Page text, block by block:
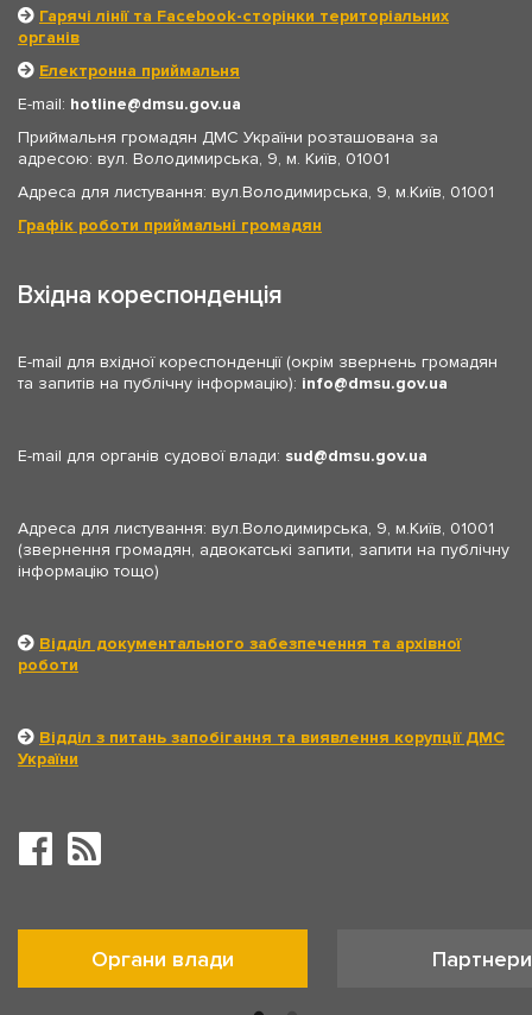
Гарячі лінії та Facebook-сторінки територіальних
органів
Електронна приймальня
E-mail: hotline
dmsu.gov.ua
Приймальня громадян ДМС України розташована за
адресою: вул. Володимирська, 9, м. Київ, 01001
Адреса для листування: вул.Володимирська, 9, м.Київ, 01001
Графік роботи приймальні громадян
Вхідна кореспонденція
E-mail для вхідної кореспонденції (окрім звернень громадян
та запитів на публічну інформацію): info dmsu.gov.ua
E-mail для органів судової влади: sud dmsu.gov.ua
Адреса для листування: вул.Володимирська, 9, м.Київ, 01001
(звернення громадян, адвокатські запити, запити на публічну
інформацію тощо)
Відділ документального забезпечення та архівної
роботи
Відділ з питань запобігання та виявлення корупції ДМС
України
Органи влади Партнери